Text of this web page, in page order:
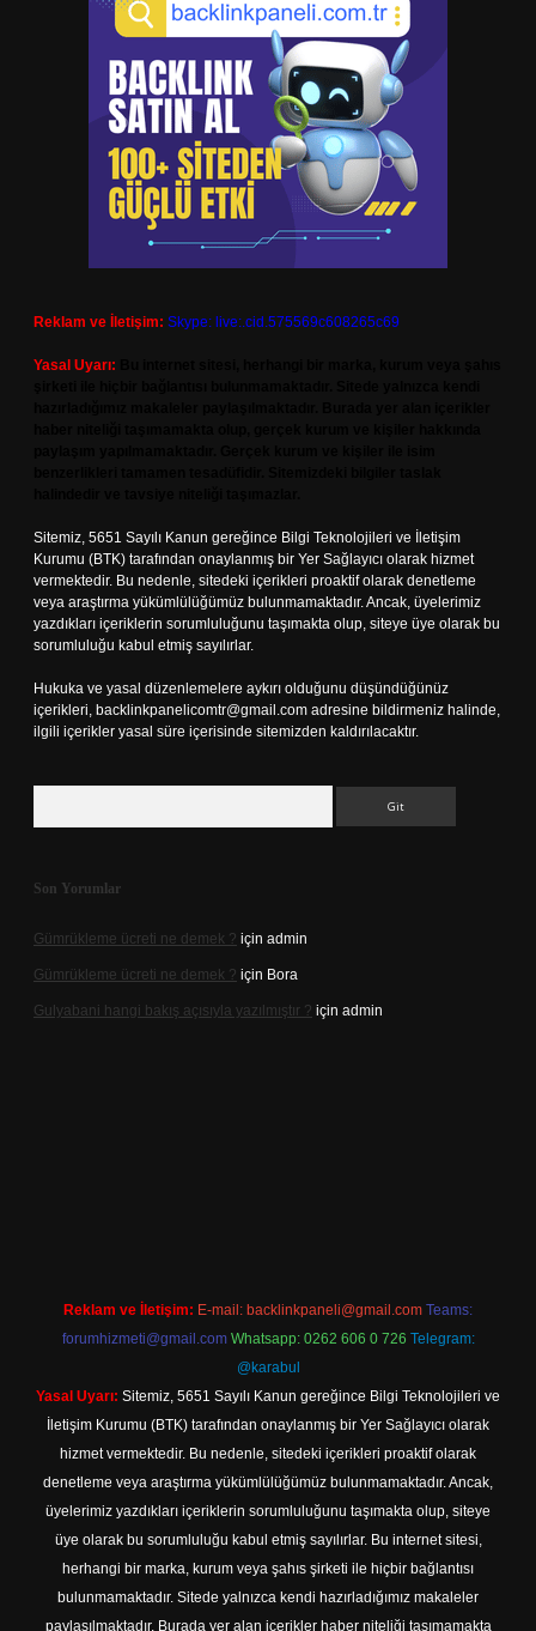
Reklam ve İletişim: Skype: live:.cid.575569c608265c69
Yasal Uyarı:
Sitemiz, 5651 Sayılı Kanun gereğince Bilgi Teknolojileri ve İletişim
Kurumu (BTK) tarafından onaylanmış bir Yer Sağlayıcı olarak hizmet
vermektedir. Bu nedenle, sitedeki içerikleri proaktif olarak denetleme
veya araştırma yükümlülüğümüz bulunmamaktadır. Ancak, üyelerimiz
yazdıkları içeriklerin sorumluluğunu taşımakta olup, siteye üye olarak bu
sorumluluğu kabul etmiş sayılırlar.
Hukuka ve yasal düzenlemelere aykırı olduğunu düşündüğünüz
içerikleri, backlinkpanelicomtr@gmail.com adresine bildirmeniz halinde,
ilgili içerikler yasal süre içerisinde sitemizden kaldırılacaktır.
Son Yorumlar
Gümrükleme ücreti ne demek ? için admin
Gümrükleme ücreti ne demek ? için Bora
Gulyabani hangi bakış açısıyla yazılmıştır ? için admin
Reklam ve İletişim: E-mail: backlinkpaneli@gmail.com Teams:
forumhizmeti@gmail.com Whatsapp: 0262 606 0 726 Telegram:
@karabul
Yasal Uyarı: Sitemiz, 5651 Sayılı Kanun gereğince Bilgi Teknolojileri ve
İletişim Kurumu (BTK) tarafından onaylanmış bir Yer Sağlayıcı olarak
hizmet vermektedir. Bu nedenle, sitedeki içerikleri proaktif olarak
denetleme veya araştırma yükümlülüğümüz bulunmamaktadır. Ancak,
üyelerimiz yazdıkları içeriklerin sorumluluğunu taşımakta olup, siteye
üye olarak bu sorumluluğu kabul etmiş sayılırlar. Bu internet sitesi,
herhangi bir marka, kurum veya şahıs şirketi ile hiçbir bağlantısı
bulunmamaktadır. Sitede yalnızca kendi hazırladığımız makaleler
paylaşılmaktadır. Burada yer alan içerikler haber niteliği taşımamakta